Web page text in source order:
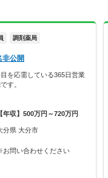
調剤薬局
非公開
を応需している365日営業
す。
【年収】500万円～720万円
分県 大分市
問い合わせください